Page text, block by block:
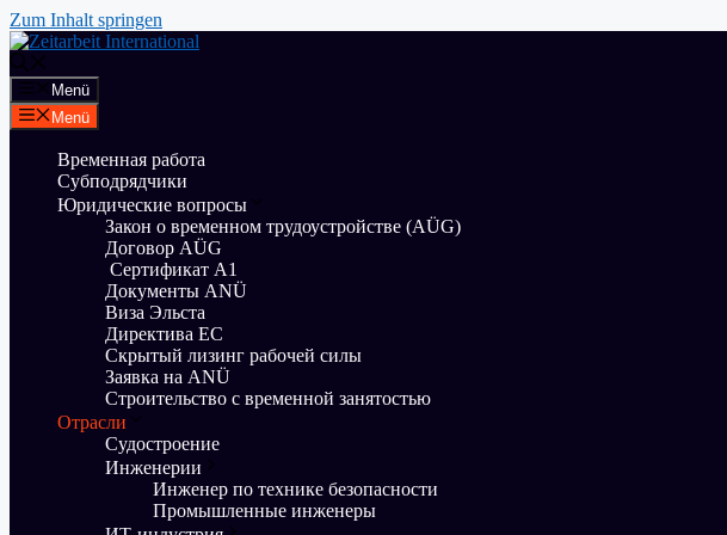
Zum Inhalt springen
Menü
Menü
Временная работа
Субподрядчики
Юридические вопросы
Закон о временном трудоустройстве (AÜG)
Договор AÜG
Сертификат А1
Документы ANÜ
Виза Эльста
Директива ЕС
Скрытый лизинг рабочей силы
Заявка на ANÜ
Строительство с временной занятостью
Отрасли
Судостроение
Инженерии
Инженер по технике безопасности
Промышленные инженеры